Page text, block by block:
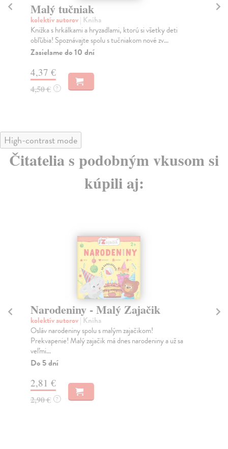
Malý tučniak
kolektív autorov| Kniha
Knižka s hrkálkami a hryzadlami, ktorú si všetky deti
obľúbia! Spoznávajte spolu s tučniakom nové zv...
Zasielame do 10 dní
4,37 €
4,50 € ?
High-contrast mode
Čitatelia s podobným vkusom si
kúpili aj:
Narodeniny - Malý Zajačik
kolektív autorov| Kniha
Osláv narodeniny spolu s malým zajačikom!
Prekvapenie! Malý zajačik má dnes narodeniny a už sa
veľmi...
Do 5 dní
2,81 €
2,90 € ?